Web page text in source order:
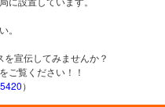
。
宣伝してみませんか？
ご覧ください！！
）